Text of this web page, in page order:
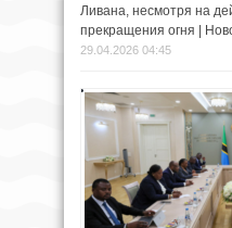
Ливана, несмотря на
прекращения огня |
29.04.2026 04:45